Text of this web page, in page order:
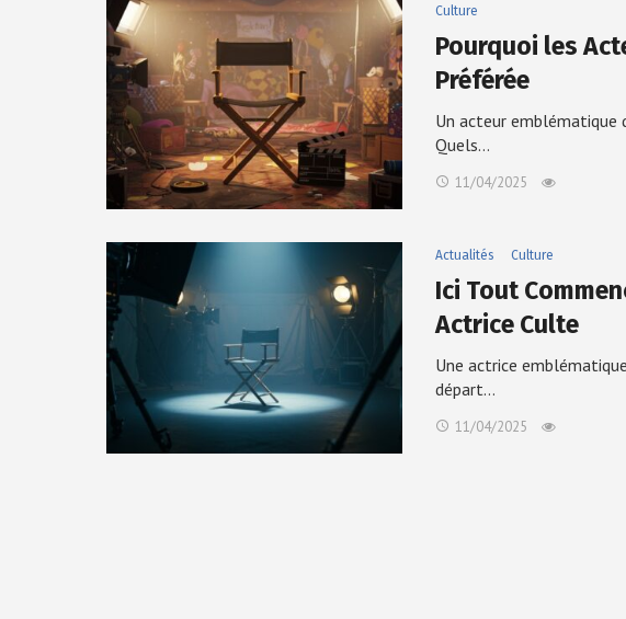
Culture
Pourquoi les
Préférée
Un acteur emblématique
Quels…
11/04/2025
Actualités Culture
Ici Tout
Actrice Culte
Une actrice
départ…
11/04/2025